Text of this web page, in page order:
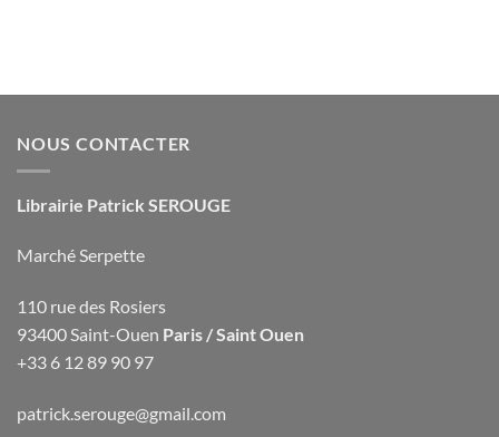
NOUS CONTACTER
Librairie Patrick SEROUGE
Marché Serpette
110 rue des Rosiers
93400 Saint-Ouen Paris / Saint Ouen
+33 6 12 89 90 97
patrick.serouge@gmail.com